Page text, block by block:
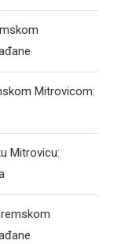
Mitrovicom:
Mitrovicu: